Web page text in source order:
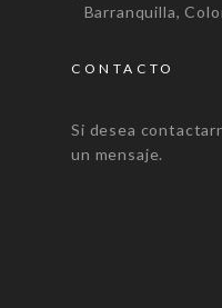
Barranquilla,
CONTACTO
Si desea
un mensaje.